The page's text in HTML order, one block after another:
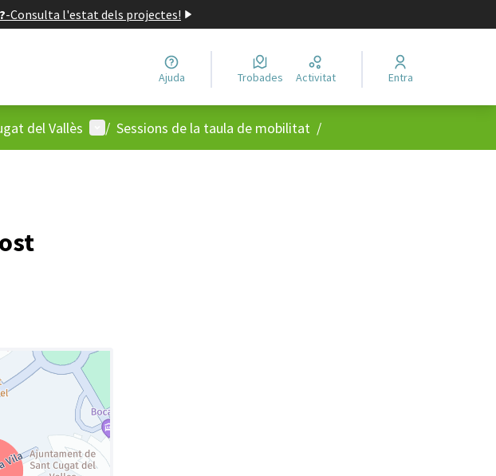
-Consulta l'estat dels projectes!
Ajuda Trobades Activitat Entra
del Vallès Menú d'usuari
/ Sessions de la taula de mobilitat /